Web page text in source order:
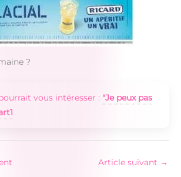
?
vous intéresser : "Je peux pas
Article suivant →